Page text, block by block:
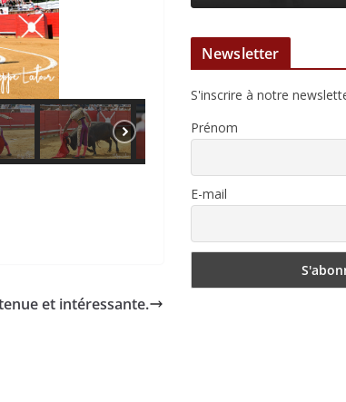
et intéressante.
Newsletter
S'inscrire à notre
Prénom
E-mail